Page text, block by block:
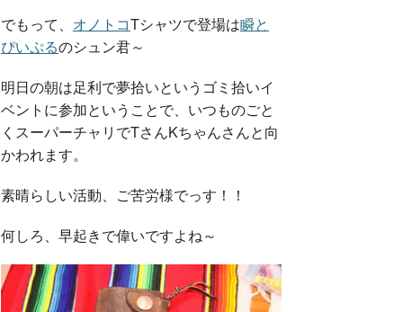
でもって、 オノトコTシャツで登場は瞬と
ぴいぷるのシュン君～
明日の朝は足利で夢拾いというゴミ拾いイ
ベントに参加ということで、いつものごと
くスーパーチャリでTさんKちゃんさんと向
かわれます。
素晴らしい活動、ご苦労様でっす！！
何しろ、早起きで偉いですよね～